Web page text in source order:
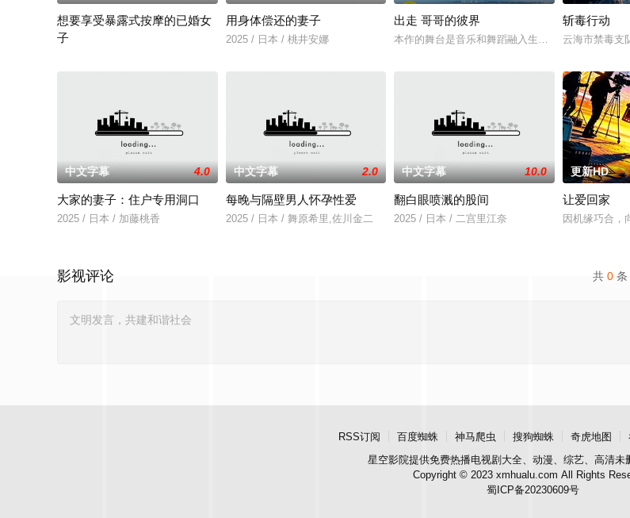
想要享受暴露式按摩的已婚女
子
用身体偿还的妻子
2025 / 日本 / 桃井安娜
出走 哥哥的彼界
本作的舞台是音乐和舞蹈融入生活的冲绳。与母亲
斩毒行动
云海市禁毒支
中文字幕 4.0
大家的妻子：住户专用洞口
2025 / 日本 / 加藤桃香
中文字幕 2.0
每晚与隔壁男人怀孕性爱
2025 / 日本 / 舞原希里,佐川金二
中文字幕 10.0
翻白眼喷溅的股间
2025 / 日本 / 二宫里江奈
更新HD
让爱回家
因机缘巧合，
共 0 条
影视评论
RSS订阅 百度蜘蛛 神马爬虫 搜狗蜘蛛 奇虎地图
星空影院提供免费热播电视剧大全、动漫、综艺、高清未
Copyright © 2023 xmhualu.com All Rights
蜀ICP备20230609号